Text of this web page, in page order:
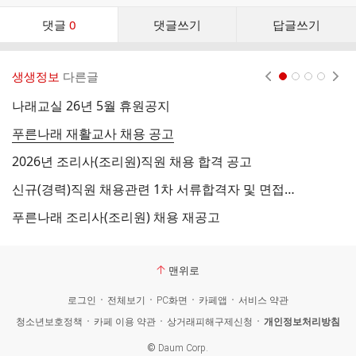
댓글 0 댓글쓰기 답글쓰기
댓
생생정보 다른글
나래교실 26년 5월 휴원공지
푸른나래 재활교사 채용 공고
2026년 조리사(조리원)직원 채용 합격 공고
신규(경력)직원 채용관련 1차 서류합격자 및 면접공지
푸른나래 조리사(조리원) 채용 재공고
맨위로
로그인 전체보기 PC화면 카페앱
서비스 약관
청소년보호정책
카페 이용 약관 상거래피해구제신청 개인정보처리방침
© Daum Corp.